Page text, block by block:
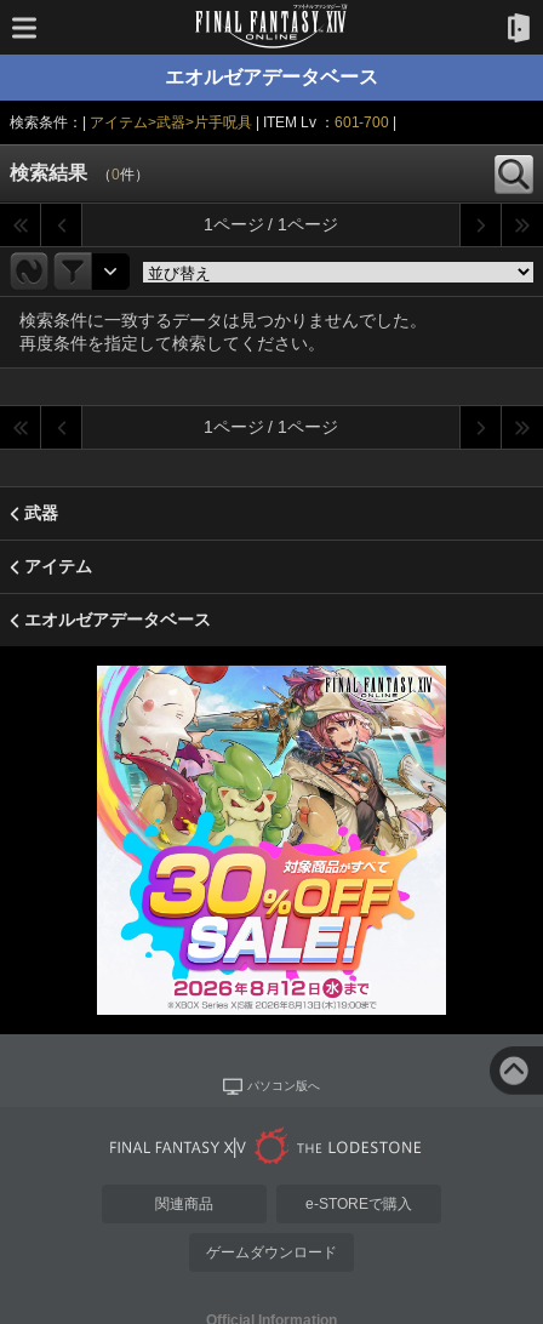
エオルゼアデータベース
検索条件：| アイテム>武器>片手呪具 | ITEM Lv ： 601-700
検索結果 （0件）
1ページ / 1ページ
検索条件に一致するデータは見つかりませんでした。
再度条件を指定して検索してください。
1ページ / 1ページ
武器
アイテム
エオルゼアデータベース
パソコン版へ
関連商品 e-STOREで購入
ゲームダウンロード
Official Information